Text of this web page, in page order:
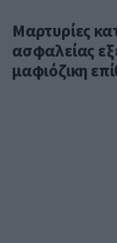
Μαρτυρίες
ασφαλείας
μαφιόζικη